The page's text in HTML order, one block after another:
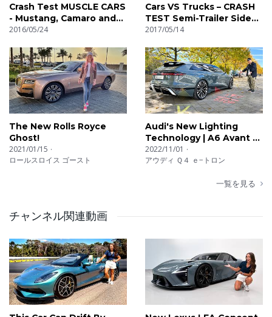
Crash Test MUSCLE CARS
- Mustang, Camaro and
Challenger
2016/05/24
Cars VS Trucks – CRASH
TEST Semi-Trailer Side
Underride
2017/05/14
The New Rolls Royce
Ghost!
2021/01/15
ロールスロイス ゴースト
Audi's New Lighting
Technology | A6 Avant e-
Tron
2022/11/01
アウディ Ｑ４ ｅ−トロン
一覧を見る
チャンネル関連動画